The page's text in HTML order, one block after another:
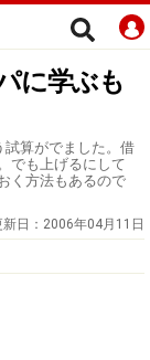
に学ぶも
試算がでました。借
でも上げるにして
く方法もあるので
日： 2006年04月11日